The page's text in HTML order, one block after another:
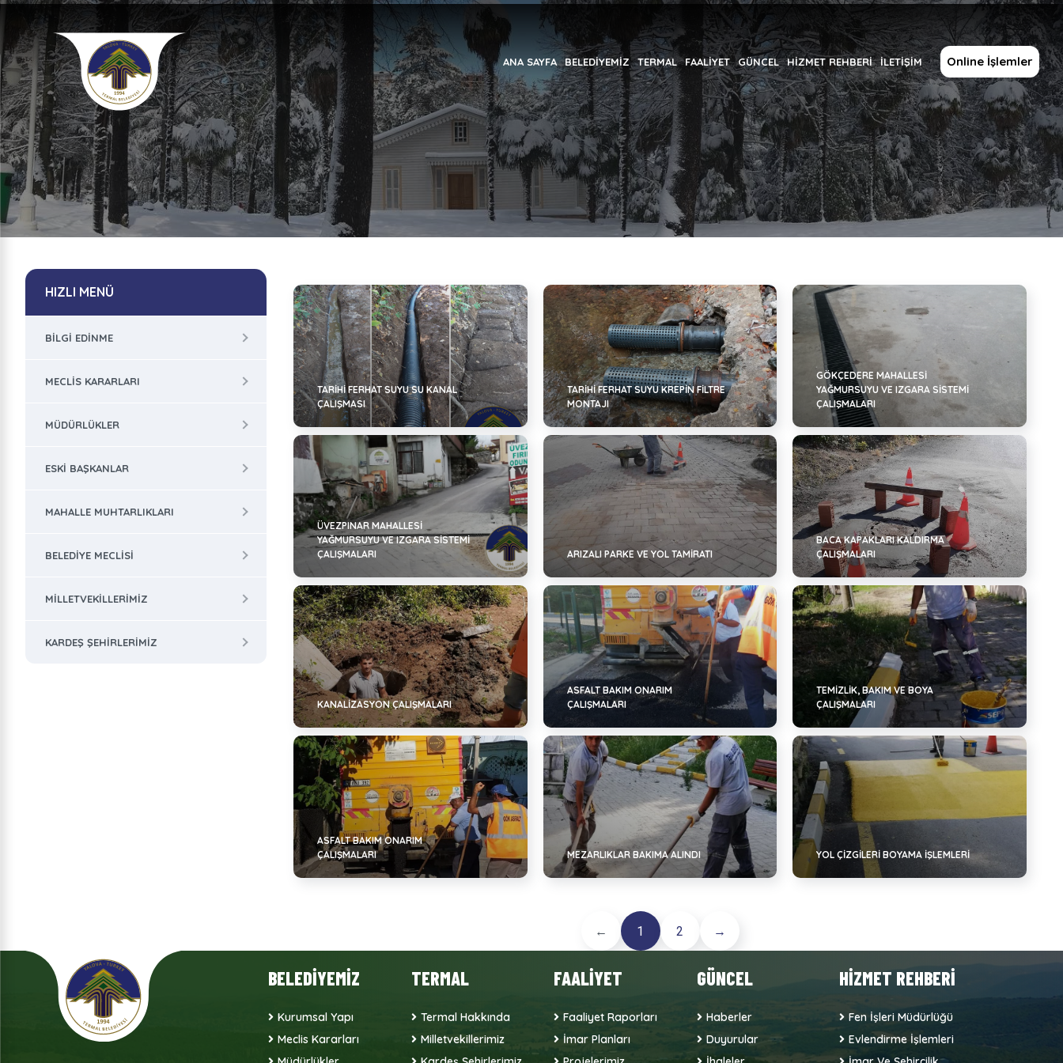
ANA SAYFA BELEDİYEMİZ TERMAL FAALİYET GÜNCEL HİZMET REHBERİ İLETİŞİM Online İşlemler
TARİHİ FERHAT SUYU SU KANAL
ÇALIŞMASI
TARİHİ FERHAT SUYU KREPİN FİLTRE
MONTAJI
GÖKÇEDERE MAHALLESİ
YAĞMURSUYU VE IZGARA SİSTEMİ
ÇALIŞMALARI
ÜVEZPINAR MAHALLESİ
YAĞMURSUYU VE IZGARA SİSTEMİ
ÇALIŞMALARI
ARIZALI PARKE VE YOL TAMİRATI
BACA KAPAKLARI KALDIRMA
ÇALIŞMALARI
KANALİZASYON ÇALIŞMALARI
ASFALT BAKIM ONARIM
ÇALIŞMALARI
TEMİZLİK, BAKIM VE BOYA
ÇALIŞMALARI
ASFALT BAKIM ONARIM
ÇALIŞMALARI
MEZARLIKLAR BAKIMA ALINDI YOL ÇİZGİLERİ BOYAMA İŞLEMLERİ
← 1 2 →
HIZLI MENÜ
BILGI EDINME
MECLIS KARARLARI
MÜDÜRLÜKLER
ESKI BAŞKANLAR
MAHALLE MUHTARLIKLARI
BELEDIYE MECLISI
MILLETVEKILLERIMIZ
KARDEŞ ŞEHIRLERIMIZ
BELEDİYEMİZ
Kurumsal Yapı
Meclis Kararları
TERMAL
Termal Hakkında
Milletvekillerimiz
FAALİYET
Faaliyet Raporları
İmar Planları
GÜNCEL
Haberler
Duyurular
HİZMET REHBERİ
Fen İşleri Müdürlüğü
Evlendirme İşlemleri